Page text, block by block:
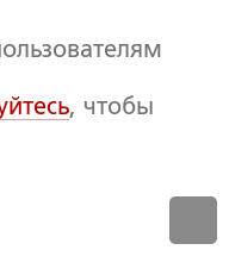
, чтобы